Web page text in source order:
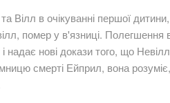
Вілл в очікуванні першої
помер у в'язниці. Полегшення
надає нові докази того, що
смерті Ейприл, вона